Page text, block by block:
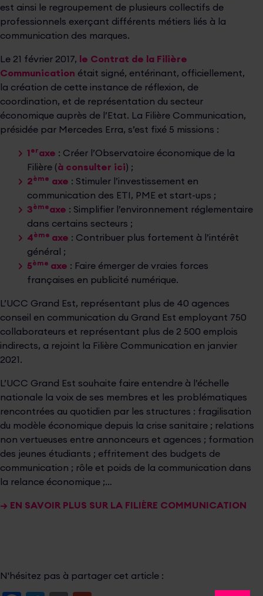
est ainsi le regroupement de plusieurs collectifs de
professionnels exerçant différents métiers liés à la
communication des marques.
Le 21 février 2017, le Contrat de la Filière
Communication était signé, entérinant, officiellement,
la création de cette instance de réflexion, de
coordination, et de représentation du secteur
économique auprès de l’Etat. La Filière Communication,
présidée par Mercedes Erra, s’est fixé 5 missions :
1eraxe : Créer l’Observatoire économique de la
Filière (à consulter ici) ;
2ème axe : Stimuler l’investissement en
communication des ETI, PME et start-ups ;
3èmeaxe : Simplifier l’environnement réglementaire
dans certains secteurs ;
4ème axe : Contribuer plus fortement à l’intérêt
général ;
5ème axe : Faire émerger de vraies forces
françaises en publicité numérique.
L’UCC Grand Est, représentant plus de 40 agences
conseil en communication du Grand Est employant 750
collaborateurs et représentant plus de 2 500 emplois
indirects, a rejoint la Filière Communication en janvier
2021.
L’UCC Grand Est souhaite faire entendre à l’échelle
nationale la voix de ses membres et les problématiques
rencontrées au quotidien par les structures : fragilisation
du modèle économique depuis la crise sanitaire ; relations
non vertueuses entre annonceurs et agences ; formation
des jeunes étudiants ; effritement des budgets de
communication ; rôle et poids de la communication dans
la relance économique ;…
→ EN SAVOIR PLUS SUR LA FILIÈRE COMMUNICATION
N'hésitez pas à partager cet article :